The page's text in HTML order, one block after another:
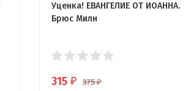
Уценка! ЕВАНГЕЛИЕ ОТ ИОАННА.
Брюс Милн
315₽ 375₽